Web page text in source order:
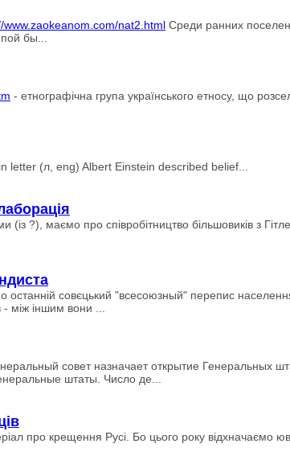
www.zaokeanom.com/nat2.html Среди ранних
бы...
- етнографічна група українського етносу, що
(л, eng) Albert Einstein described belief...
?), маємо про співробітництво більшовиків з
останній совєцький "всесоюзный" перепис
- між іншим вони ...
совет назначает открытие Генеральных
штаты. Число де...
про крещення Русі. Бо цього року відхначаємо